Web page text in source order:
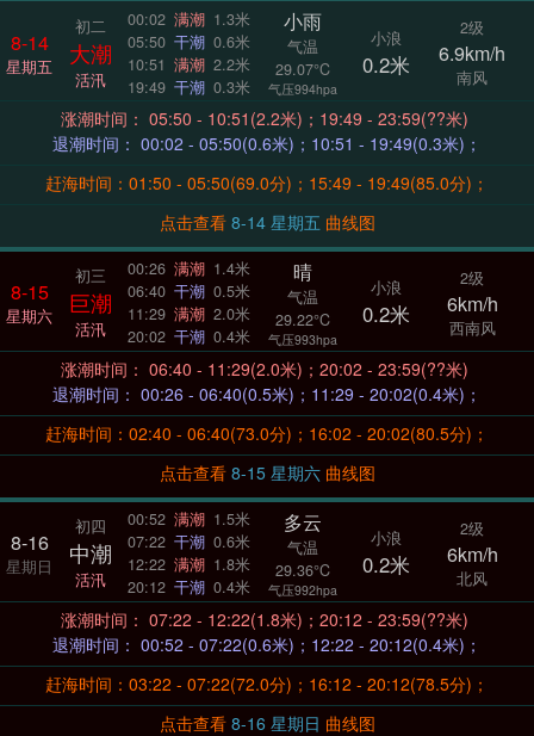
8-14
星期五
初二
大潮
活汛
00:02 满潮 1.3米
05:50 干潮 0.6米
10:51 满潮 2.2米
19:49 干潮 0.3米
小雨
气温
29.07°C
气压994hpa
小浪
0.2米
2级
6.9km/h
南风
涨潮时间： 05:50 - 10:51(2.2米)；19:49 - 23:59(??米)
退潮时间： 00:02 - 05:50(0.6米)；10:51 - 19:49(0.3米)；
赶海时间：01:50 - 05:50(69.0分)；15:49 - 19:49(85.0分)；
点击查看
8-14 星期五 曲线图
8-15
星期六
初三
巨潮
活汛
00:26 满潮 1.4米
06:40 干潮 0.5米
11:29 满潮 2.0米
20:02 干潮 0.4米
晴
气温
29.22°C
气压993hpa
小浪
0.2米
2级
6km/h
西南风
涨潮时间： 06:40 - 11:29(2.0米)；20:02 - 23:59(??米)
退潮时间： 00:26 - 06:40(0.5米)；11:29 - 20:02(0.4米)；
赶海时间：02:40 - 06:40(73.0分)；16:02 - 20:02(80.5分)；
点击查看
8-15 星期六 曲线图
8-16
星期日
初四
中潮
活汛
00:52 满潮 1.5米
07:22 干潮 0.6米
12:22 满潮 1.8米
20:12 干潮 0.4米
多云
气温
29.36°C
气压992hpa
小浪
0.2米
2级
6km/h
北风
涨潮时间： 07:22 - 12:22(1.8米)；20:12 - 23:59(??米)
退潮时间： 00:52 - 07:22(0.6米)；12:22 - 20:12(0.4米)；
赶海时间：03:22 - 07:22(72.0分)；16:12 - 20:12(78.5分)；
点击查看
8-16 星期日 曲线图